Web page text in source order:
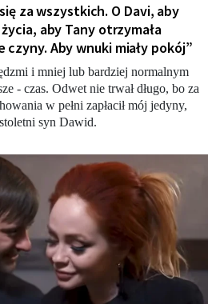
za wszystkich. O Davi, aby
aby Tany otrzymała
Aby wnuki miały pokój”
i mniej lub bardziej normalnym
- czas. Odwet nie trwał długo, bo za
w pełni zapłacił mój jedyny,
syn Dawid.